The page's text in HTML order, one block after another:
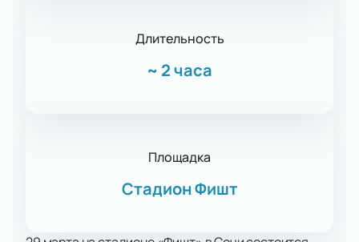
Длительность
~ 2 часа
Площадка
Стадион Фишт